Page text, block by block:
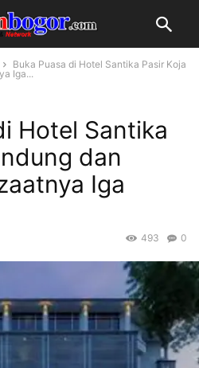
Buka Puasa di Hotel Santika Pasir Koja
Iga...
Hotel Santika
dan
Iga
0
493